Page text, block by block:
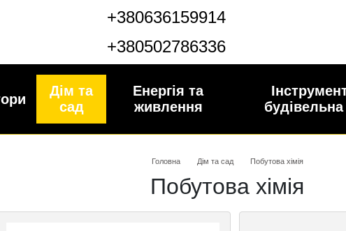
+380636159914
+380502786336
Дім та
сад
Енергія та
живлення
будівельна
Головна Дім та сад Побутова хімія
Побутова хімія